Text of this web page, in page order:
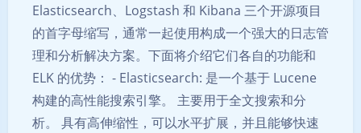
Elasticsearch、Logstash 和 Kibana 三个开源项目
的首字母缩写，通常一起使用构成一个强大的日志管
理和分析解决方案。下面将介绍它们各自的功能和
ELK 的优势： - Elasticsearch: 是一个基于 Lucene
构建的高性能搜索引擎。 主要用于全文搜索和分
析。 具有高伸缩性，可以水平扩展，并且能够快速